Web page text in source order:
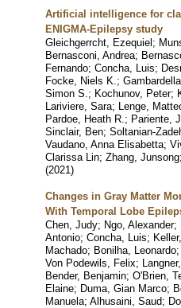
Artificial intelligence for
ENIGMA-Epilepsy study
Gleichgerrcht, Ezequiel;
Bernasconi, Andrea;
Fernando; Concha, Luis;
Focke, Niels K. ;
Simon S. ; Kochunov, Peter;
Lariviere, Sara; Lenge,
Pardoe, Heath R. ; Pariente,
Sinclair, Ben; Soltanian-
Vaudano, Anna Elisabetta;
Clarissa Lin; Zhang, Junsong
(2021)
Changes in Gray Matter
With Temporal Lobe
Chen, Judy; Ngo, Alexander;
Antonio; Concha, Luis;
Machado; Bonilha, Leonardo
Von Podewils, Felix;
Bender, Benjamin; O'Brien,
Elaine; Duma, Gian Marco;
Manuela; Alhusaini, Saud;